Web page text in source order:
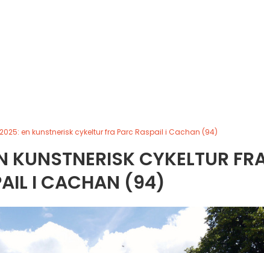
en kunstnerisk cykeltur fra Parc Raspail i Cachan (94)
CYKELTUR
I CACHAN (94)